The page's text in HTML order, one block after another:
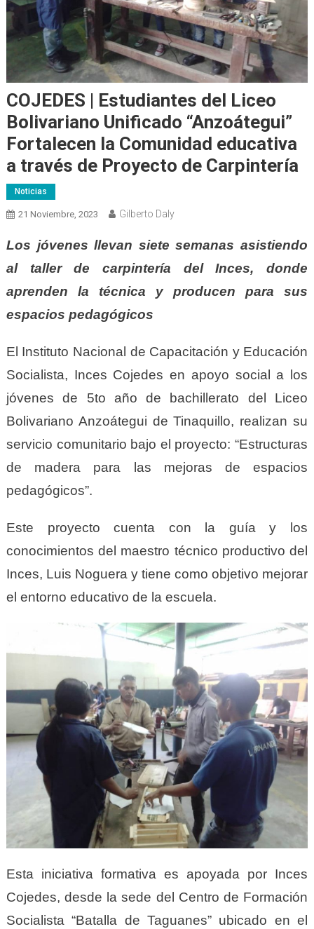
COJEDES | Estudiantes del Liceo
Bolivariano Unificado “Anzoátegui”
Fortalecen la Comunidad educativa
a través de Proyecto de Carpintería
Noticias
21 Noviembre, 2023 Gilberto Daly
Los jóvenes llevan siete semanas asistiendo
al taller de carpintería del Inces, donde
aprenden la técnica y producen para sus
espacios pedagógicos
El Instituto Nacional de Capacitación y Educación
Socialista, Inces Cojedes en apoyo social a los
jóvenes de 5to año de bachillerato del Liceo
Bolivariano Anzoátegui de Tinaquillo, realizan su
servicio comunitario bajo el proyecto: “Estructuras
de madera para las mejoras de espacios
pedagógicos”.
Este proyecto cuenta con la guía y los
conocimientos del maestro técnico productivo del
Inces, Luis Noguera y tiene como objetivo mejorar
el entorno educativo de la escuela.
Esta iniciativa formativa es apoyada por Inces
Cojedes, desde la sede del Centro de Formación
Socialista “Batalla de Taguanes” ubicado en el